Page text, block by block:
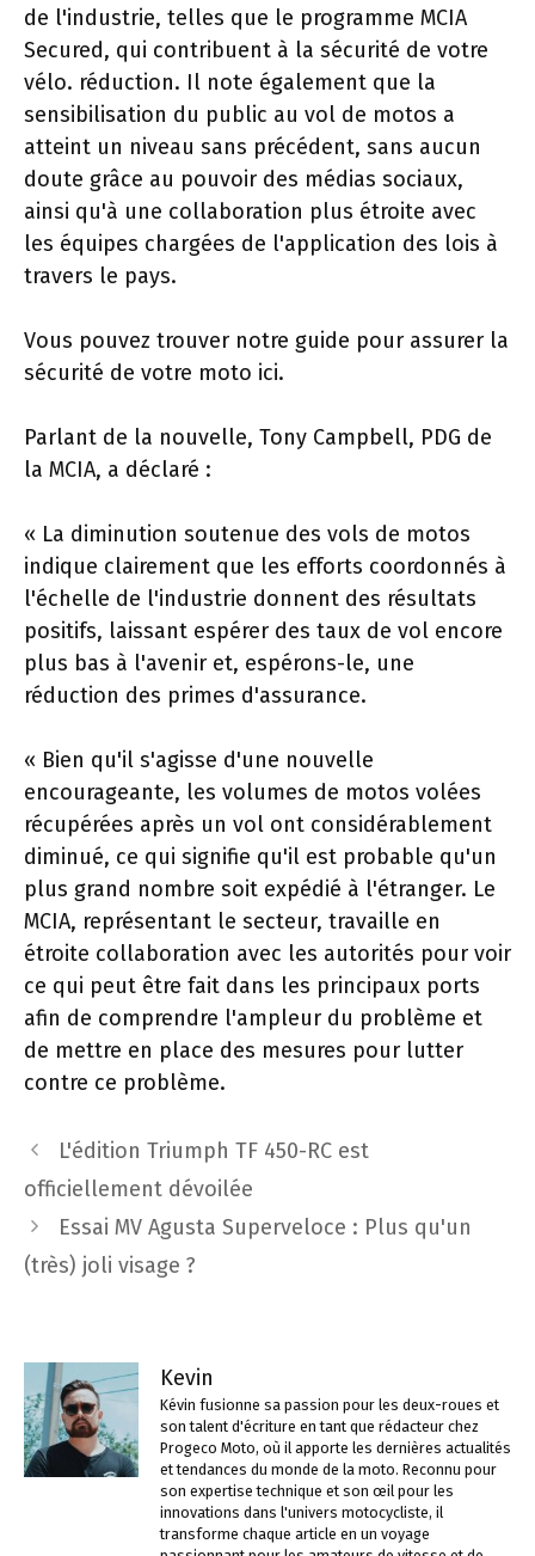
de l'industrie, telles que le programme MCIA
Secured, qui contribuent à la sécurité de votre
vélo. réduction. Il note également que la
sensibilisation du public au vol de motos a
atteint un niveau sans précédent, sans aucun
doute grâce au pouvoir des médias sociaux,
ainsi qu'à une collaboration plus étroite avec
les équipes chargées de l'application des lois à
travers le pays.
Vous pouvez trouver notre guide pour assurer la
sécurité de votre moto ici.
Parlant de la nouvelle, Tony Campbell, PDG de
la MCIA, a déclaré :
« La diminution soutenue des vols de motos
indique clairement que les efforts coordonnés à
l'échelle de l'industrie donnent des résultats
positifs, laissant espérer des taux de vol encore
plus bas à l'avenir et, espérons-le, une
réduction des primes d'assurance.
« Bien qu'il s'agisse d'une nouvelle
encourageante, les volumes de motos volées
récupérées après un vol ont considérablement
diminué, ce qui signifie qu'il est probable qu'un
plus grand nombre soit expédié à l'étranger. Le
MCIA, représentant le secteur, travaille en
étroite collaboration avec les autorités pour voir
ce qui peut être fait dans les principaux ports
afin de comprendre l'ampleur du problème et
de mettre en place des mesures pour lutter
contre ce problème.
Navigation
des
L'édition Triumph TF 450-RC est
officiellement dévoilée
Essai MV Agusta Superveloce : Plus qu'un
(très) joli visage ?
Kevin
Kévin fusionne sa passion pour les deux-roues et
son talent d'écriture en tant que rédacteur chez
Progeco Moto, où il apporte les dernières actualités
et tendances du monde de la moto. Reconnu pour
son expertise technique et son œil pour les
innovations dans l'univers motocycliste, il
transforme chaque article en un voyage